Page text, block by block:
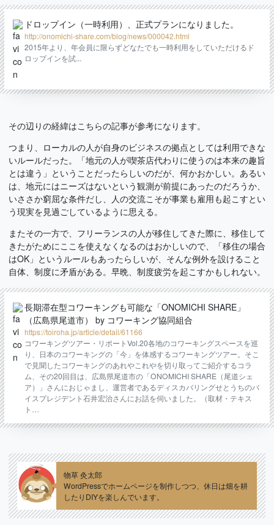
ドロップイン（一時利用）、正式プランになりました。
http://onomichi-share.com/blog/news/000042.html
2015年より、年会員に限らずどなたでも一時利用をしていただけるド
ロップインを試...
その辺りの経緯はこちらの記事が参考になります。
つまり、ローカルの人が自身のビジネスの拠点としては利用できな
いルールだった。「地元の人が喫茶店代わりに使うのは本来の趣旨
とは違う」ということだったらしいのだが、何かおかしい。あるい
は、地元にはニーズはないという観測が前提にあったのだろうか、
いささか窮屈な条件だし、人の交流こそが事業も雇用も起こすとい
う現実を見過ごしているように思える。
またその一方で、フリーランスの人が移住してきた際に、移住して
きたがためにここを使えなくなるのはおかしいので、「移住の場合
はOK」というルールもあったらしいが、そんな例外を設けること
自体、制度に矛盾がある。早晩、制度疲労を起こすかもしれない。
長期滞在型コワーキングも可能な「ONOMICHI SHARE」
（広島県尾道市） by コワーキング協同組合
https://toiroha.jp/article/detail/61166
コワーキングツアー・リポートVol.20各地のコワーキングスペースを巡
り、日本のコワーキングの「今」を体感するコワーキングツアー。そこ
で見聞したコワーキングのあれやこれやを切り取ってご紹介するコラ
ム、その20回目は、広島県尾道市の「ONOMICHI SHARE（尾道シェ
ア）」さんにおじゃまし、運営者であるディスカバリングせとうちのバ
イスプレジデント石井宏治さんにお話を伺いました。（取材・テキス
ト…
物草 灸太郎
WordPressでホームページを制作しつつ、休日は畑を耕
したりDIYを楽しんでいます。